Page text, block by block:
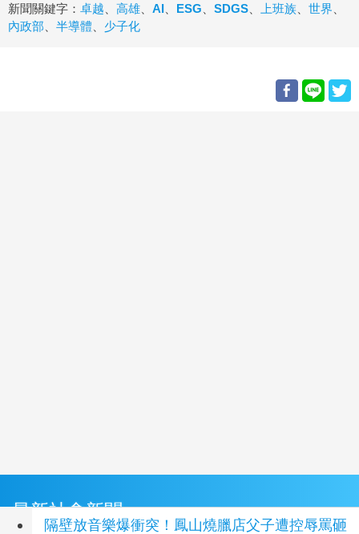
新聞關鍵字： 卓越 高雄 AI ESG SDGS 上班族 世界
內政部
半導體 少子化
最新社會新聞
隔壁放音樂爆衝突！鳳山燒臘店父子遭控辱罵砸